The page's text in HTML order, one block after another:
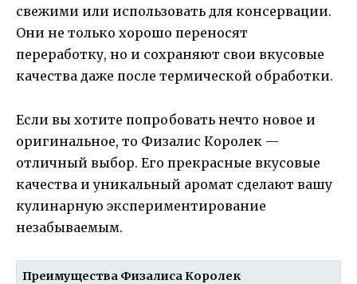
свежими или использовать для консервации.
Они не только хорошо переносят
переработку, но и сохраняют свои вкусовые
качества даже после термической обработки.
Если вы хотите попробовать нечто новое и
оригинальное, то Физалис Королек —
отличный выбор. Его прекрасные вкусовые
качества и уникальный аромат сделают вашу
кулинарную экспериментирование
незабываемым.
Преимущества Физалиса Королек